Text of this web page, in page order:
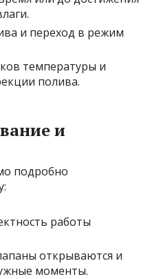
и переход в режим
температуры и
полива.
и
подробно
работы
открываются и
моменты.